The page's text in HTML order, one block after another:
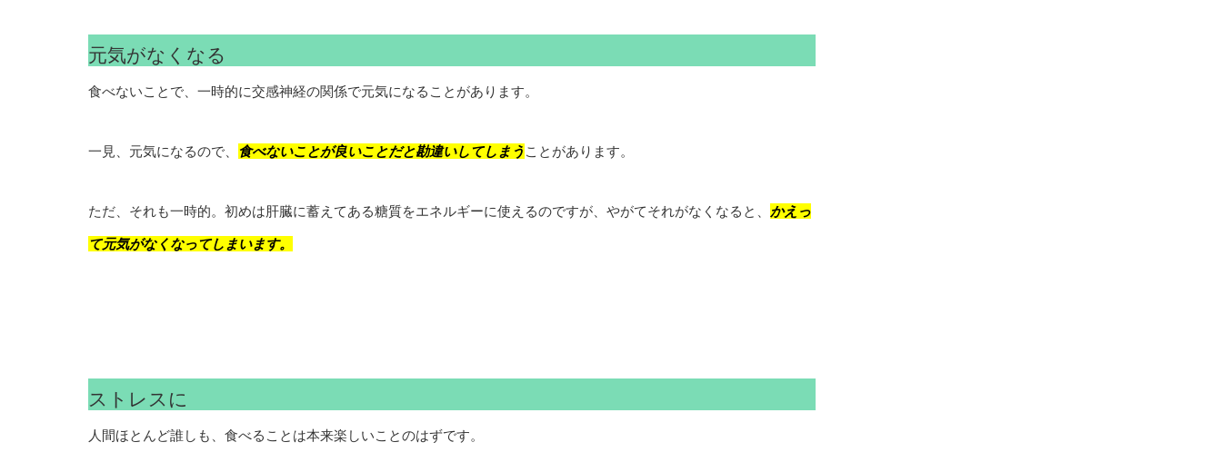
元気がなくなる
食べないことで、一時的に交感神経の関係で元気になることがあります。
一見、元気になるので、 食べないことが良いことだと勘違いしてしまう ことがあります。
ただ、それも一時的。初めは肝臓に蓄えてある糖質をエネルギーに使えるのですが、やがてそれがなくなると、 かえっ
て元気がなくなってしまいます。
ストレスに
人間ほとんど誰しも、食べることは本来楽しいことのはずです。